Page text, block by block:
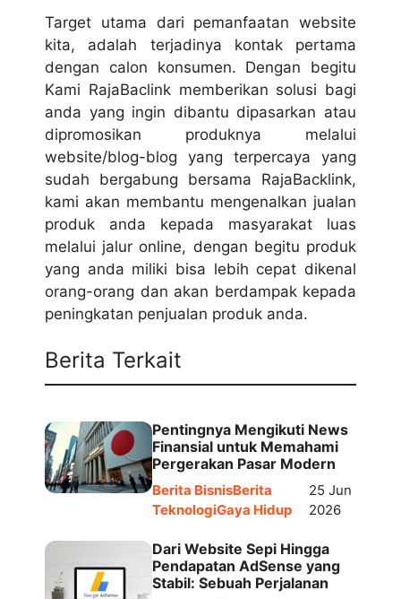
Target utama dari pemanfaatan website
kita, adalah terjadinya kontak pertama
dengan calon konsumen. Dengan begitu
Kami RajaBaclink memberikan solusi bagi
anda yang ingin dibantu dipasarkan atau
dipromosikan produknya melalui
website/blog-blog yang terpercaya yang
sudah bergabung bersama RajaBacklink,
kami akan membantu mengenalkan jualan
produk anda kepada masyarakat luas
melalui jalur online, dengan begitu produk
yang anda miliki bisa lebih cepat dikenal
orang-orang dan akan berdampak kepada
peningkatan penjualan produk anda.
Berita Terkait
Pentingnya Mengikuti News
Finansial untuk Memahami
Pergerakan Pasar Modern
Berita BisnisBerita
TeknologiGaya Hidup
25 Jun
2026
Dari Website Sepi Hingga
Pendapatan AdSense yang
Stabil: Sebuah Perjalanan